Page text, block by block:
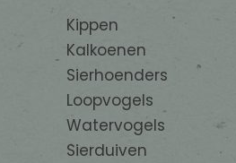
Kippen
Kalkoenen
Sierhoenders
Loopvogels
Watervogels
Sierduiven